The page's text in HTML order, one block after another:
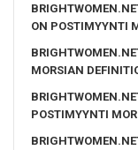
ON POSTIMYYNTI
MORSIAN
POSTIMYYNTI